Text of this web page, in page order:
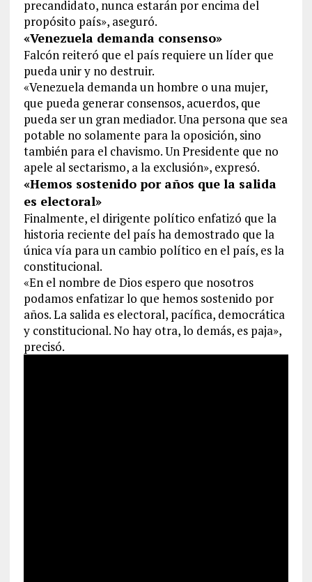
precandidato, nunca estarán por encima del
propósito país», aseguró.
«Venezuela demanda consenso»
Falcón reiteró que el país requiere un líder que
pueda unir y no destruir.
«Venezuela demanda un hombre o una mujer,
que pueda generar consensos, acuerdos, que
pueda ser un gran mediador. Una persona que sea
potable no solamente para la oposición, sino
también para el chavismo. Un Presidente que no
apele al sectarismo, a la exclusión», expresó.
«Hemos sostenido por años que la salida
es electoral»
Finalmente, el dirigente político enfatizó que la
historia reciente del país ha demostrado que la
única vía para un cambio político en el país, es la
constitucional.
«En el nombre de Dios espero que nosotros
podamos enfatizar lo que hemos sostenido por
años. La salida es electoral, pacífica, democrática
y constitucional. No hay otra, lo demás, es paja»,
precisó.